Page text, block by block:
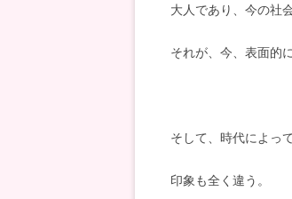
大人であり、今の社
それが、今、表面的
そして、時代によっ
印象も全く違う。